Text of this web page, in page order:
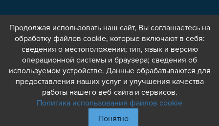
Продолжая использовать наш сайт, Вы соглашаетесь на
обработку файлов cookie, которые включают в себя:
сведения о местоположении; тип, язык и версию
операционной системы и браузера; сведения об
используемом устройстве. Данные обрабатываются для
предоставления наших услуг и улучшения качества
работы нашего веб-сайта и сервисов.
Политика использования файлов cookie
Понятно